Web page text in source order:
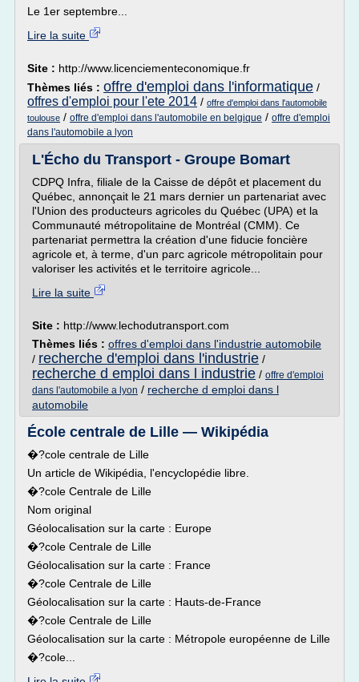
Le 1er septembre...
Lire la suite
Site : http://www.licenciementeconomique.fr
Thèmes liés : offre d'emploi dans l'informatique /
offres d'emploi pour l'ete 2014 / offre d'emploi dans l'automobile
toulouse / offre d'emploi dans l'automobile en belgique / offre d'emploi
dans l'automobile a lyon
L'Écho du Transport - Groupe Bomart
CDPQ Infra, filiale de la Caisse de dépôt et placement du
Québec, annonçait le 21 mars dernier un partenariat avec
l'Union des producteurs agricoles du Québec (UPA) et la
Communauté métropolitaine de Montréal (CMM). Ce
partenariat permettra la création d'une fiducie foncière
agricole et, à terme, d'un parc agricole métropolitain pour
valoriser les activités et le territoire agricole...
Lire la suite
Site : http://www.lechodutransport.com
Thèmes liés : offres d'emploi dans l'industrie automobile
/ recherche d'emploi dans l'industrie /
recherche d emploi dans l industrie / offre d'emploi
dans l'automobile a lyon / recherche d emploi dans l
automobile
École centrale de Lille — Wikipédia
�?cole centrale de Lille
Un article de Wikipédia, l'encyclopédie libre.
�?cole Centrale de Lille
Nom original
Géolocalisation sur la carte : Europe
�?cole Centrale de Lille
Géolocalisation sur la carte : France
�?cole Centrale de Lille
Géolocalisation sur la carte : Hauts-de-France
�?cole Centrale de Lille
Géolocalisation sur la carte : Métropole européenne de Lille
�?cole...